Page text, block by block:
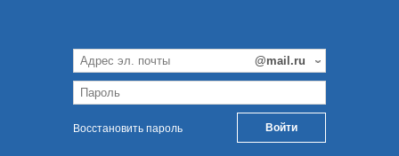
Восстановить пароль